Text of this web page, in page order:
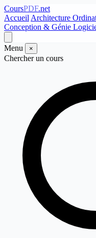
CoursPDF.net
Accueil Architecture
Conception & Génie
Menu ×
Chercher un cours